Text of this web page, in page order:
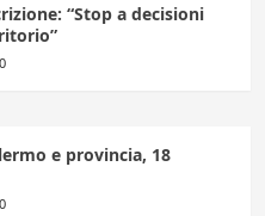
“Stop a decisioni
0
e provincia, 18
0